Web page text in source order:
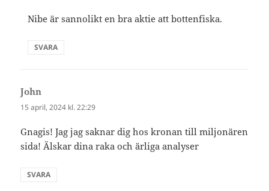
Nibe är sannolikt en bra aktie att bottenfiska.
SVARA
John
15 april, 2024 kl. 22:29
Gnagis! Jag jag saknar dig hos kronan till miljonären
sida! Älskar dina raka och ärliga analyser
SVARA